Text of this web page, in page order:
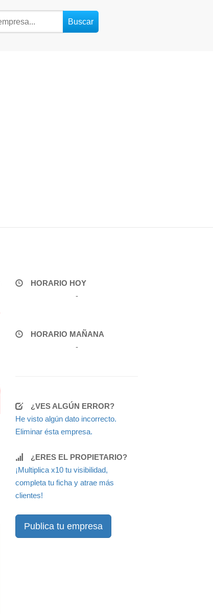
HORARIO HOY
-
HORARIO MAÑANA
-
¿VES ALGÚN ERROR?
He visto algún dato incorrecto.
Eliminar ésta empresa.
¿ERES EL PROPIETARIO?
¡Multiplica x10 tu visibilidad,
completa tu ficha y atrae más
clientes!
Publica tu empresa